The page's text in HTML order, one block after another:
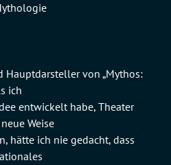
Hauptdarsteller von „Mythos:
ich
entwickelt habe, Theater
Weise
hätte ich nie gedacht, dass